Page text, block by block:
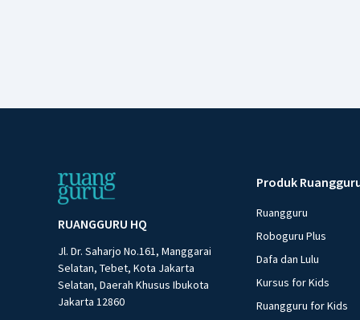
RUANGGURU HQ
Jl. Dr. Saharjo No.161, Manggarai
Selatan, Tebet, Kota Jakarta
Selatan, Daerah Khusus Ibukota
Jakarta 12860
Produk
Ruangguru
Roboguru Plus
Dafa dan Lulu
Kursus for Kids
Ruangguru for Kids